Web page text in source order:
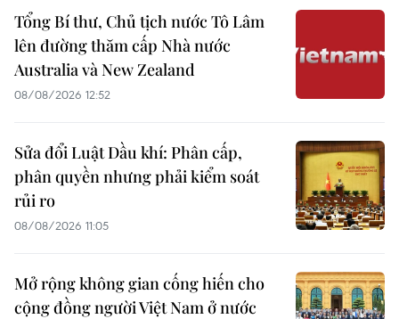
Tổng Bí thư, Chủ tịch nước Tô Lâm
lên đường thăm cấp Nhà nước
Australia và New Zealand
08/08/2026 12:52
Sửa đổi Luật Dầu khí: Phân cấp,
phân quyền nhưng phải kiểm soát
rủi ro
08/08/2026 11:05
Mở rộng không gian cống hiến cho
cộng đồng người Việt Nam ở nước